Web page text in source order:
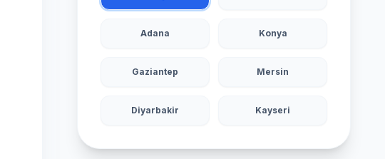
Adana Konya
Gaziantep Mersin
Diyarbakir Kayseri